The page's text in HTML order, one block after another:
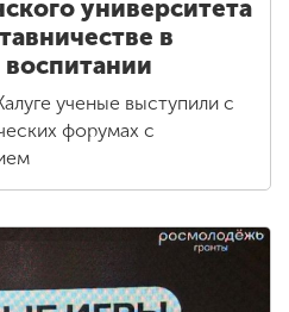
университета
в
ученые выступили с
форумах с